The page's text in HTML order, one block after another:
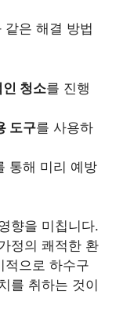
같은 해결 방법
청소를 진행
도구를 사용하
통해 미리 예방
향을 미칩니다.
정의 쾌적한 환
적으로 하수구
를 취하는 것이